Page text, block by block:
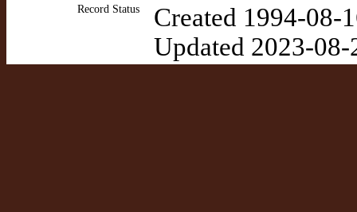
Record Status
Created 1994-08-
Updated 2023-08-